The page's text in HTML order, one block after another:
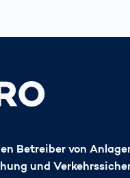
Betreiber von
und